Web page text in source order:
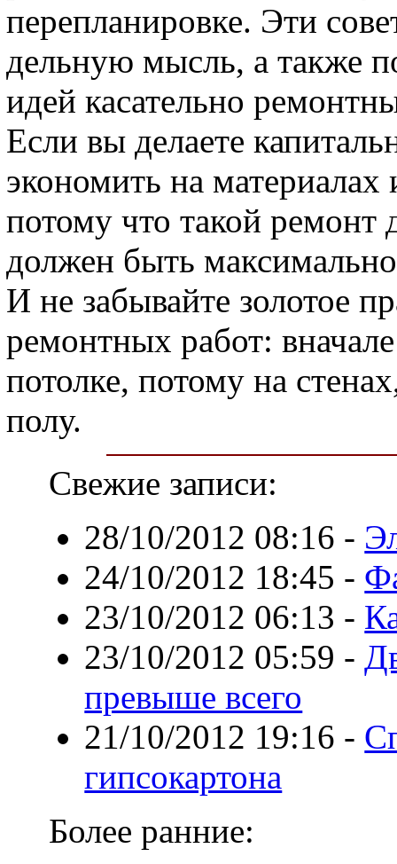
перепланировке. Эти
дельную мысль, а также
идей касательно
Если вы делаете
экономить на
потому что такой ремонт
должен быть
И не забывайте золотое
ремонтных работ:
потолке, потому на
полу.
Свежие записи:
28/10/2012 08:16 -
24/10/2012 18:45 -
23/10/2012 06:13 -
23/10/2012 05:59 -
превыше всего
21/10/2012 19:16 -
гипсокартона
Более ранние: